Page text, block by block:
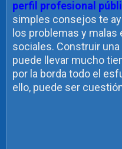
perfil profesional
simples consejos te
los problemas y malas
sociales. Construir
puede llevar mucho
por la borda todo el
ello, puede ser